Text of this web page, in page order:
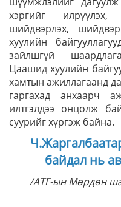
хэргийг
шийдвэрлэх,
хуулийн
зайлшгүй
Цаашид хуулийн
хамтын ажиллагаанд
гаргахад анхаарч
илтгэлдээ онцолж
суурийг хүргэж байна.
байдал нь
/АТГ-ын Мөрдөн